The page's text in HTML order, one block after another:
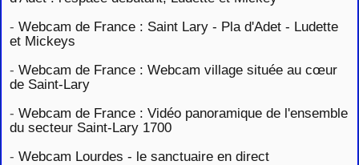
- Webcam de France : Saint Lary - Pla d'Adet - Ludette
et Mickeys
- Webcam de France : Webcam village située au cœur
de Saint-Lary
- Webcam de France : Vidéo panoramique de l'ensemble
du secteur Saint-Lary 1700
- Webcam Lourdes - le sanctuaire en direct